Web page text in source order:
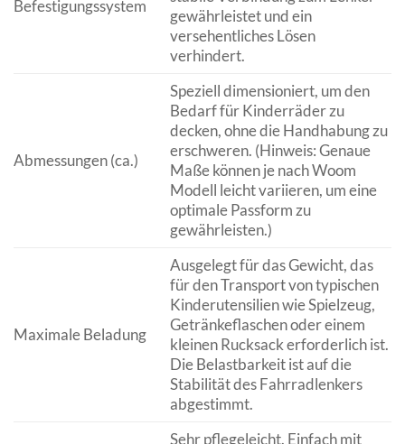
Befestigungssystem
gewährleistet und ein
versehentliches Lösen
verhindert.
Abmessungen (ca.)
Speziell dimensioniert, um den
Bedarf für Kinderräder zu
decken, ohne die Handhabung zu
erschweren. (Hinweis: Genaue
Maße können je nach Woom
Modell leicht variieren, um eine
optimale Passform zu
gewährleisten.)
Maximale Beladung
Ausgelegt für das Gewicht, das
für den Transport von typischen
Kinderutensilien wie Spielzeug,
Getränkeflaschen oder einem
kleinen Rucksack erforderlich ist.
Die Belastbarkeit ist auf die
Stabilität des Fahrradlenkers
abgestimmt.
Sehr pflegeleicht. Einfach mit